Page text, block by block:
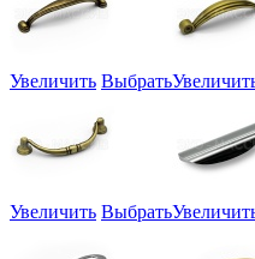
Увеличить Выбрать
Увеличить Выбрать